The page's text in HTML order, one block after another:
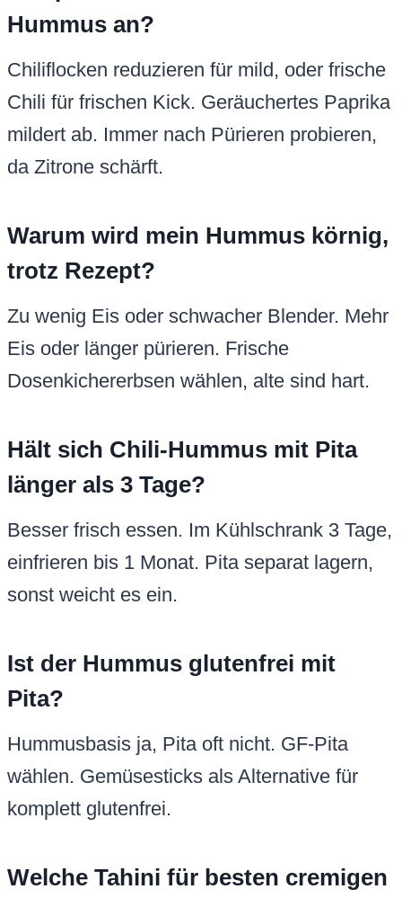
Hummus an?
Chiliflocken reduzieren für mild, oder frische
Chili für frischen Kick. Geräuchertes Paprika
mildert ab. Immer nach Pürieren probieren,
da Zitrone schärft.
Warum wird mein Hummus körnig,
trotz Rezept?
Zu wenig Eis oder schwacher Blender. Mehr
Eis oder länger pürieren. Frische
Dosenkichererbsen wählen, alte sind hart.
Hält sich Chili-Hummus mit Pita
länger als 3 Tage?
Besser frisch essen. Im Kühlschrank 3 Tage,
einfrieren bis 1 Monat. Pita separat lagern,
sonst weicht es ein.
Ist der Hummus glutenfrei mit
Pita?
Hummusbasis ja, Pita oft nicht. GF-Pita
wählen. Gemüsesticks als Alternative für
komplett glutenfrei.
Welche Tahini für besten cremigen